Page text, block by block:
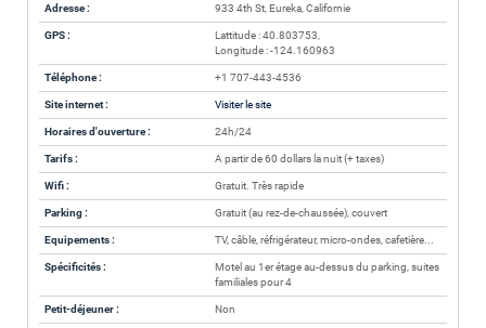
Adresse : 933 4th St, Eureka, Californie
GPS :
Lattitude : 40.803753,
Longitude : -124.160963
Téléphone : +1 707-443-4536
Site internet : Visiter le site
Horaires d'ouverture : 24h/24
Tarifs : A partir de 60 dollars la nuit (+ taxes)
Wifi : Gratuit. Très rapide
Parking : Gratuit (au rez-de-chaussée), couvert
Equipements : TV, câble, réfrigérateur, micro-ondes, cafetière...
Spécificités :
Motel au 1er étage au-dessus du parking, suites
familiales pour 4
Petit-déjeuner : Non